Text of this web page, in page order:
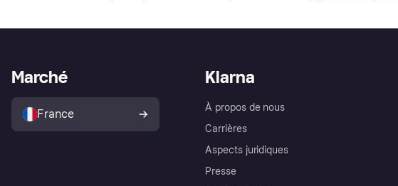
Klarna
À propos de nous
Carrières
Aspects juridiques
Presse
Marché
France